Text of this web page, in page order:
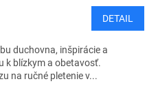
DETAIL
duchovna, inšpirácie a
k blízkym a obetavosť.
na ručné pletenie v...